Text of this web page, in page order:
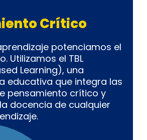
Crítico
potenciamos el
Utilizamos el TBL
Learning), una
educativa que integra las
pensamiento crítico y
docencia de cualquier